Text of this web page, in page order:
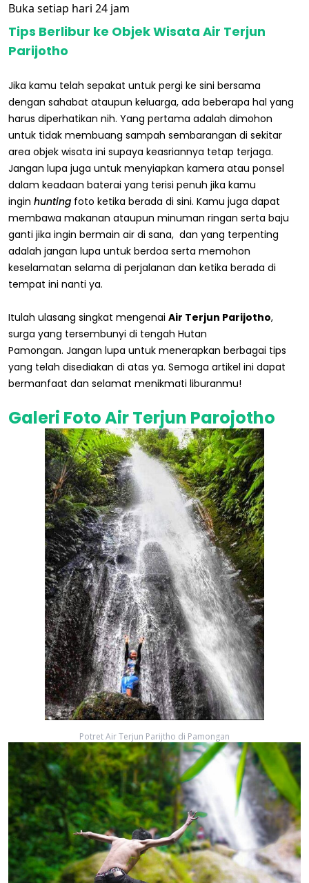
Buka setiap hari 24 jam
Tips Berlibur ke Objek Wisata Air Terjun
Parijotho
Jika kamu telah sepakat untuk pergi ke sini bersama
dengan sahabat ataupun keluarga, ada beberapa hal yang
harus diperhatikan nih. Yang pertama adalah dimohon
untuk tidak membuang sampah sembarangan di sekitar
area objek wisata ini supaya keasriannya tetap terjaga.
Jangan lupa juga untuk menyiapkan kamera atau ponsel
dalam keadaan baterai yang terisi penuh jika kamu
ingin hunting foto ketika berada di sini. Kamu juga dapat
membawa makanan ataupun minuman ringan serta baju
ganti jika ingin bermain air di sana, dan yang terpenting
adalah jangan lupa untuk berdoa serta memohon
keselamatan selama di perjalanan dan ketika berada di
tempat ini nanti ya.
Itulah ulasang singkat mengenai Air Terjun Parijotho,
surga yang tersembunyi di tengah Hutan
Pamongan. Jangan lupa untuk menerapkan berbagai tips
yang telah disediakan di atas ya. Semoga artikel ini dapat
bermanfaat dan selamat menikmati liburanmu!
Galeri Foto Air Terjun Parojotho
Potret Air Terjun Parijtho di Pamongan